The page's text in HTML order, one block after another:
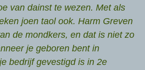
van dainst te wezen. Met als
joen taol ook. Harm Greven
de mondkers, en dat is niet zo
je geboren bent in
bedrijf gevestigd is in 2e